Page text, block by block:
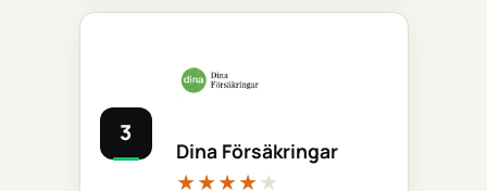
3
Dina Försäkringar
★★★★★